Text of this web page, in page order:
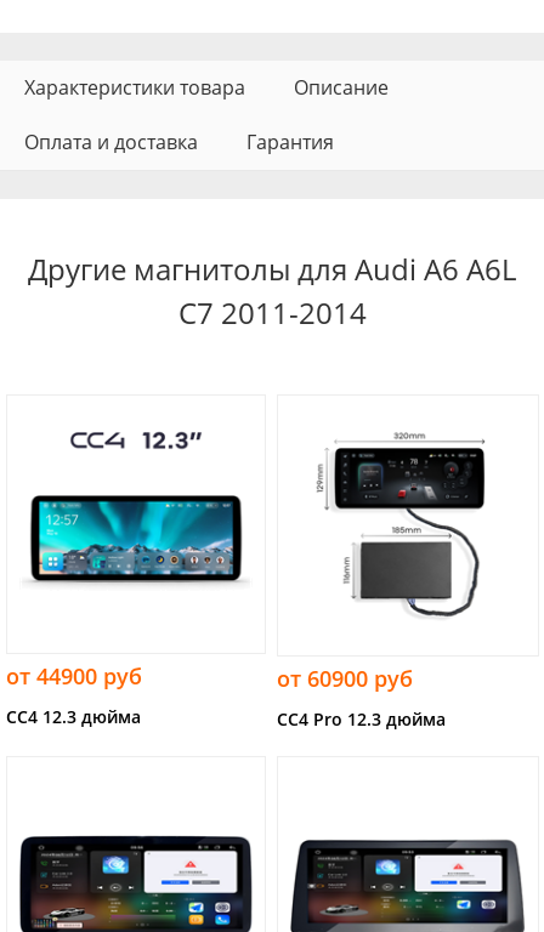
Характеристики товара Описание
Оплата и доставка Гарантия
Другие магнитолы для Audi A6 A6L
C7 2011-2014
от 44900 руб
CC4 12.3 дюйма
от 60900 руб
CC4 Pro 12.3 дюйма